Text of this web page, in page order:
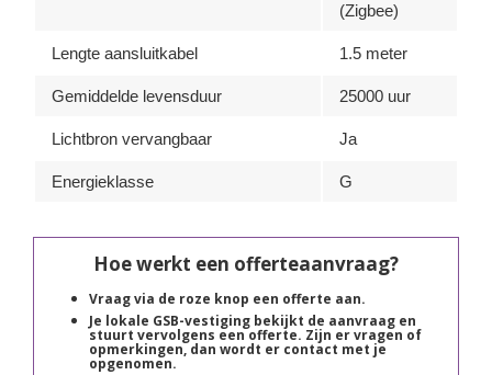
(Zigbee)
Lengte aansluitkabel 1.5 meter
Gemiddelde levensduur 25000 uur
Lichtbron vervangbaar Ja
Energieklasse G
Hoe werkt een offerteaanvraag?
Vraag via de roze knop een offerte aan.
Je lokale GSB-vestiging bekijkt de aanvraag en
stuurt vervolgens een offerte. Zijn er vragen of
opmerkingen, dan wordt er contact met je
opgenomen.